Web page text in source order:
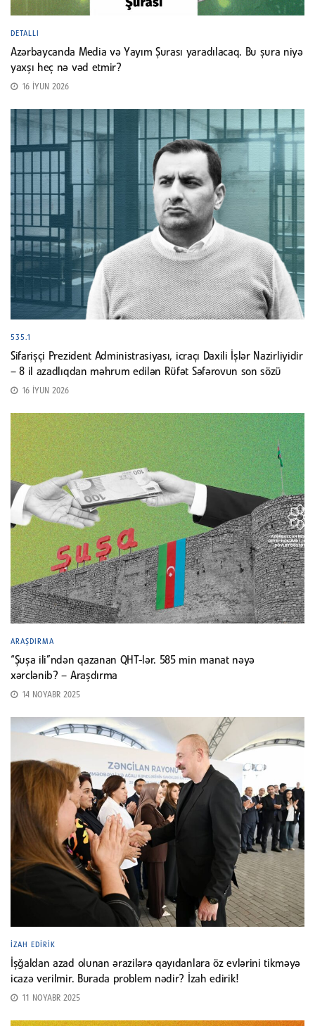
DETALLI
Azərbaycanda Media və Yayım Şurası yaradılacaq. Bu şura niyə
yaxşı heç nə vəd etmir?
16 İYUN 2026
535.1
Sifarişçi Prezident Administrasiyası, icraçı Daxili İşlər Nazirliyidir
– 8 il azadlıqdan məhrum edilən Rüfət Səfərovun son sözü
16 İYUN 2026
ARAŞDIRMA
“Şuşa ili”ndən qazanan QHT-lər. 585 min manat nəyə
xərclənib? – Araşdırma
14 NOYABR 2025
İZAH EDIRIK
İşğaldan azad olunan ərazilərə qayıdanlara öz evlərini tikməyə
icazə verilmir. Burada problem nədir? İzah edirik!
11 NOYABR 2025